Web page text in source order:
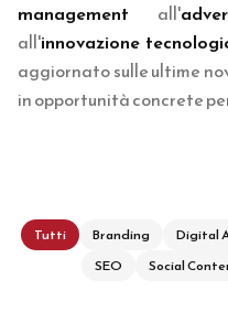
management all'
all'innovazione
aggiornato sulle ultime
in opportunità concrete
Tutti Branding Digital
SEO
Social